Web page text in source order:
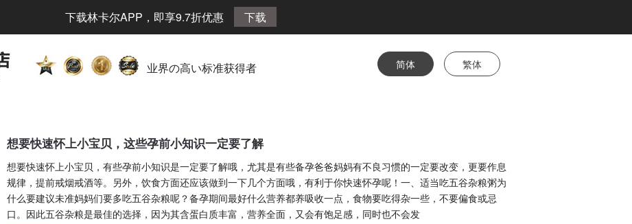
下载林卡尔APP，即享9.7折优惠 下载
业界の高い标准获得者 简体 繁体
想要快速怀上小宝贝，这些孕前小知识一定要了解
想要快速怀上小宝贝，有些孕前小知识是一定要了解哦，尤其是有些备孕爸爸妈妈有不良习惯的一定要改变，更要作息
规律，提前戒烟戒酒等。另外，饮食方面还应该做到一下几个方面哦，有利于你快速怀孕呢！一、适当吃五谷杂粮粥为
什么要建议未准妈妈们要多吃五谷杂粮呢？备孕期间最好什么营养都养吸收一点，食物要吃得杂一些，不要偏食或忌
口。因此五谷杂粮是最佳的选择，因为其含蛋白质丰富，营养全面，又会有饱足感，同时也不会发